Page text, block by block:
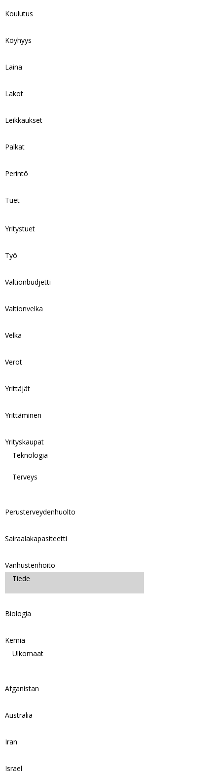
Koulutus
Köyhyys
Laina
Lakot
Leikkaukset
Palkat
Perintö
Tuet
Yritystuet
Työ
Valtionbudjetti
Valtionvelka
Velka
Verot
Yrittäjät
Yrittäminen
Yrityskaupat
Teknologia
Terveys
Perusterveydenhuolto
Sairaalakapasiteetti
Vanhustenhoito
Tiede
Biologia
Kemia
Ulkomaat
Afganistan
Australia
Iran
Israel